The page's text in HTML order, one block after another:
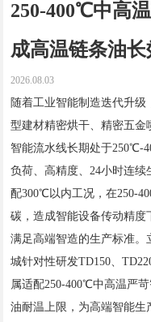
250-400℃中高
成高温链条油
2026.08.03
随着工业智能制造迭代升
型建材精密烘干、精密五金
智能流水线长期处于250℃-
负荷、高精度、24小时连
配300℃以内工况，在250-
碳，造成智能设备传动精
满足高端智造的生产标准。
城针对性研发TD150、
属适配250-400℃中高温严
油耐温上限，为高端智能生